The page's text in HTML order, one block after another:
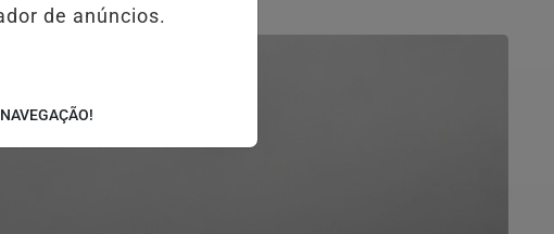
de anúncios.